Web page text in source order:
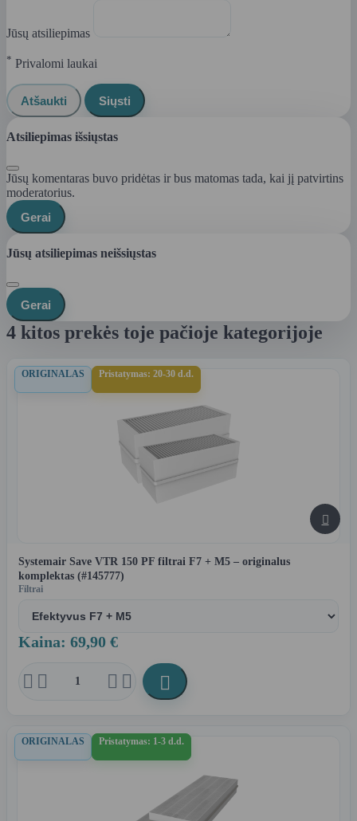
Jūsų atsiliepimas
* Privalomi laukai
Atšaukti Siųsti
Atsiliepimas išsiųstas
Jūsų komentaras buvo pridėtas ir bus matomas tada, kai jį patvirtins
moderatorius.
Gerai
Jūsų atsiliepimas neišsiųstas
Gerai
4 kitos prekės toje pačioje kategorijoje
ORIGINALAS Pristatymas: 20-30 d.d.

Systemair Save VTR 150 PF filtrai F7 + M5 – originalus
komplektas (#145777)
Filtrai
Kaina: 69,90 €
    
ORIGINALAS Pristatymas: 1-3 d.d.